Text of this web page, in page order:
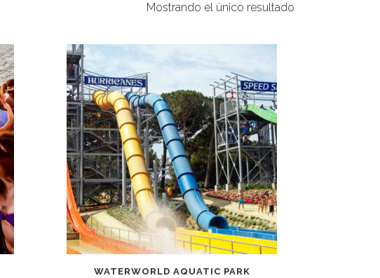
Mostrando el único resultado
WATERWORLD AQUATIC PARK